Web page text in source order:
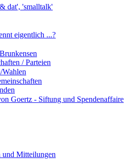
dat', 'smalltalk'
eigentlich ...?
/ Parteien
Goertz - Siftung und Spendenaffaire
Mitteilungen